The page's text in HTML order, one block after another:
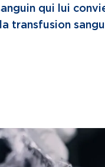
qui lui
transfusion